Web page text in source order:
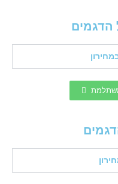
הדגמים